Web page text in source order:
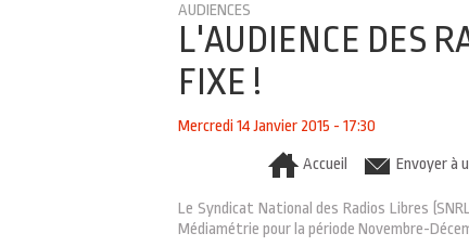
AUDIENCES
L'AUDIENCE DES
FIXE !
Mercredi 14 Janvier 2015 - 17:30
Accueil Envoyer à
Le Syndicat National des Radios Libres
Médiamétrie pour la période Novembre-